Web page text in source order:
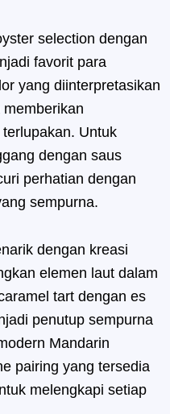
selection dengan
favorit para
yang diinterpretasikan
Untuk
dengan saus
perhatian dengan
sempurna.
dengan kreasi
elemen laut dalam
tart dengan es
penutup sempurna
Mandarin
pairing yang tersedia
melengkapi setiap